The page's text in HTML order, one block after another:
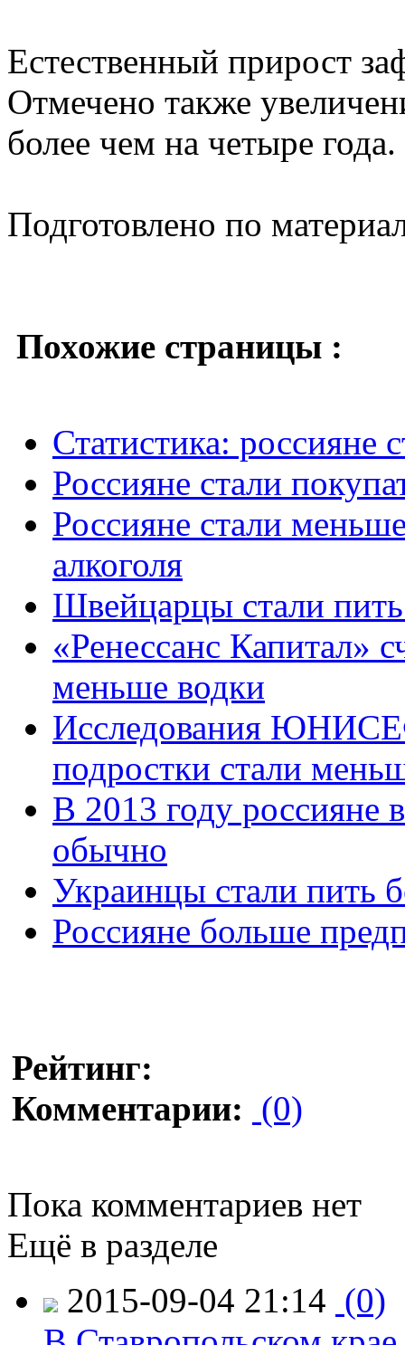
Естественный прирост
Отмечено также
более чем на четыре года.
Подготовлено по
Похожие страницы :
Статистика: россияне
Россияне стали
Россияне стали
алкоголя
Швейцарцы стали
«Ренессанс Капитал»
меньше водки
Исследования
подростки стали
В 2013 году россияне
обычно
Украинцы стали пить
Россияне больше
Рейтинг:
Комментарии: (0)
Пока комментариев нет
Ещё в разделе
2015-09-04 21:14 (0)